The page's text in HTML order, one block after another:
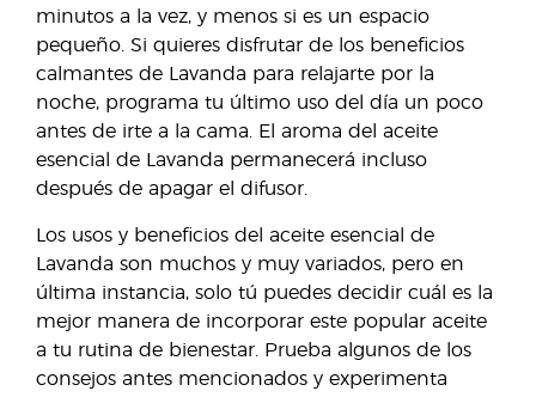
minutos a la vez, y menos si es un espacio
pequeño. Si quieres disfrutar de los beneficios
calmantes de Lavanda para relajarte por la
noche, programa tu último uso del día un poco
antes de irte a la cama. El aroma del aceite
esencial de Lavanda permanecerá incluso
después de apagar el difusor.
Los usos y beneficios del aceite esencial de
Lavanda son muchos y muy variados, pero en
última instancia, solo tú puedes decidir cuál es la
mejor manera de incorporar este popular aceite
a tu rutina de bienestar. Prueba algunos de los
consejos antes mencionados y experimenta